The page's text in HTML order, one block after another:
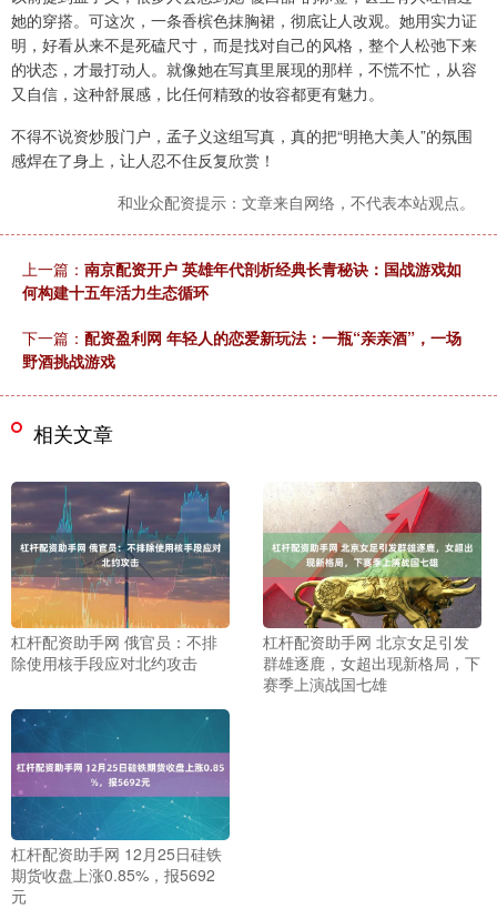
她的穿搭。可这次，一条香槟色抹胸裙，彻底让人改观。她用实力证
明，好看从来不是死磕尺寸，而是找对自己的风格，整个人松弛下来
的状态，才最打动人。就像她在写真里展现的那样，不慌不忙，从容
又自信，这种舒展感，比任何精致的妆容都更有魅力。
不得不说资炒股门户，孟子义这组写真，真的把“明艳大美人”的氛围
感焊在了身上，让人忍不住反复欣赏！
和业众配资提示：文章来自网络，不代表本站观点。
上一篇： 南京配资开户 英雄年代剖析经典长青秘诀：国战游戏如
何构建十五年活力生态循环
下一篇： 配资盈利网 年轻人的恋爱新玩法：一瓶“亲亲酒”，一场
野酒挑战游戏
相关文章
杠杆配资助手网 俄官员：不排
除使用核手段应对北约攻击
杠杆配资助手网 北京女足引发
群雄逐鹿，女超出现新格局，下
赛季上演战国七雄
杠杆配资助手网 12月25日硅铁
期货收盘上涨0.85%，报5692
元